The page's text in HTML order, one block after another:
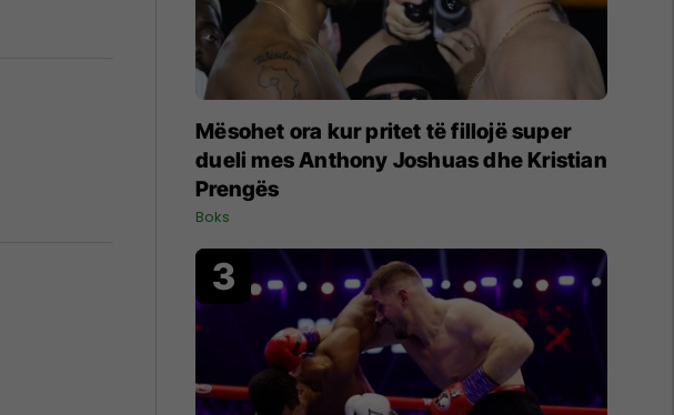
Mësohet ora kur pritet të fillojë super
dueli mes Anthony Joshuas dhe Kristian
Prengës
Boks